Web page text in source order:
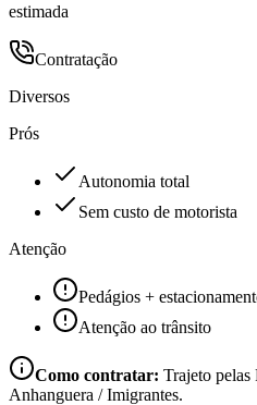
estimada
Contratação
Diversos
Prós
Autonomia total
Sem custo de motorista
Atenção
Pedágios +
Atenção ao trânsito
Como contratar: Trajeto pelas
Anhanguera / Imigrantes.